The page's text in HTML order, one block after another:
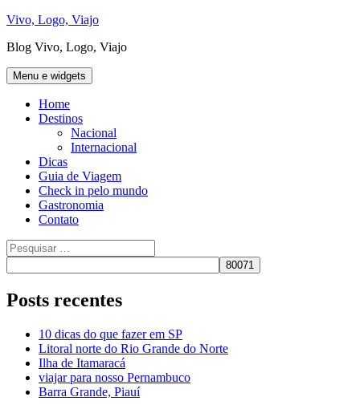
Pular
o
Vivo, Logo, Viajo
Blog Vivo, Logo, Viajo
Menu e widgets
Home
Destinos
Nacional
Internacional
Dicas
Guia de Viagem
Check in pelo mundo
Gastronomia
Contato
Pesquisar
por:
Posts recentes
10 dicas do que fazer em SP
Litoral norte do Rio Grande do Norte
Ilha de Itamaracá
viajar para nosso Pernambuco
Barra Grande, Piauí